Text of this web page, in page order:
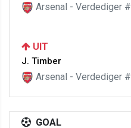
Arsenal - Verdediger #
UIT
J. Timber
Arsenal - Verdediger #
GOAL